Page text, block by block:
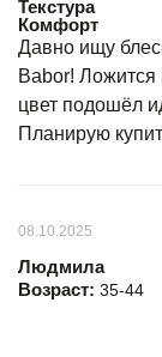
Текстура
Комфорт
Давно ищу
Babor! Ложится
цвет подошёл
Планирую
08.10.2025
Людмила
Возраст: 35-44